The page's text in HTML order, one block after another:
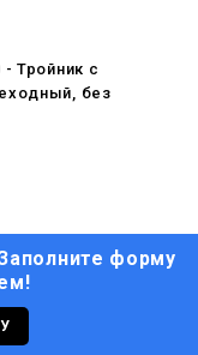
Тройник c
без
форму